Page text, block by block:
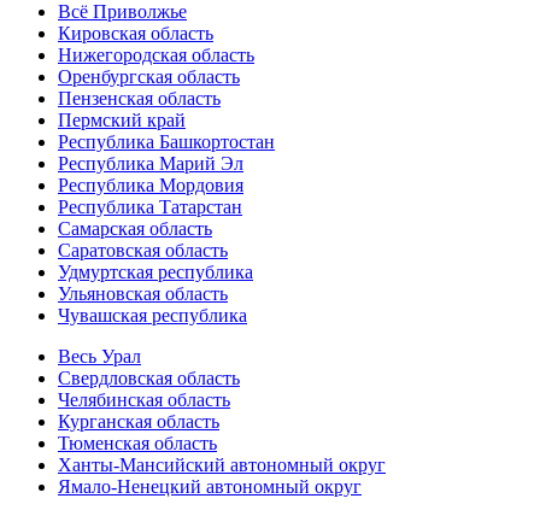
Всё Приволжье
Кировская область
Нижегородская область
Оренбургская область
Пензенская область
Пермский край
Республика Башкортостан
Республика Марий Эл
Республика Мордовия
Республика Татарстан
Самарская область
Саратовская область
Удмуртская республика
Ульяновская область
Чувашская республика
Весь Урал
Свердловская область
Челябинская область
Курганская область
Тюменская область
Ханты-Мансийский автономный округ
Ямало-Ненецкий автономный округ